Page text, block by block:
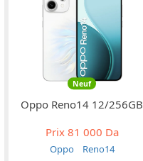
Neuf
Oppo Reno14 12/256GB
Prix81 000 Da
Oppo
Reno14